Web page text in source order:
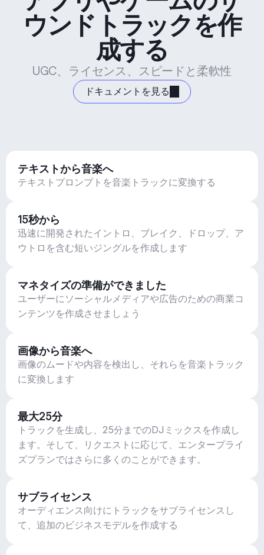
ウンドトラックを作
成する
UGC、ライセンス、スピードと柔軟性
ドキュメントを見る
テキストから音楽へ
テキストプロンプトを音楽トラックに変換する
15秒から
迅速に開発されたイントロ、ブレイク、ドロップ、ア
ウトロを含む短いジングルを作成します
マネタイズの準備ができました
ユーザーにソーシャルメディアや広告のための商業コ
ンテンツを作成させましょう
画像から音楽へ
画像のムードや内容を検出し、それらを音楽トラック
に変換します
最大25分
トラックを生成し、25分までのDJミックスを作成し
ます。そして、リクエストに応じて、エンタープライ
ズプランではさらに多くのことができます。
サブライセンス
オーディエンス向けにトラックをサブライセンスし
て、追加のビジネスモデルを作成する